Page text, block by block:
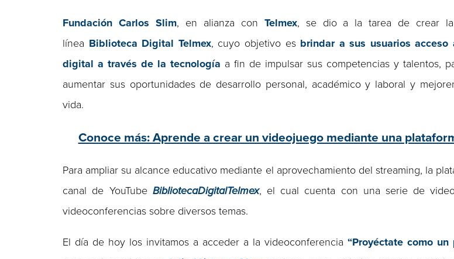
Fundación Carlos Slim, en alianza con Telmex, se dio a la tarea de crear la
línea Biblioteca Digital Telmex, cuyo objetivo es brindar a sus usuarios acceso
digital a través de la tecnología a fin de impulsar sus competencias y talentos,
aumentar sus oportunidades de desarrollo personal, académico y laboral y
vida.
Conoce más: Aprende a crear un videojuego mediante una
Para ampliar su alcance educativo mediante el aprovechamiento del streaming, la
canal de YouTube BibliotecaDigitalTelmex, el cual cuenta con una serie de
videoconferencias sobre diversos temas.
El día de hoy los invitamos a acceder a la videoconferencia “Proyéctate como un